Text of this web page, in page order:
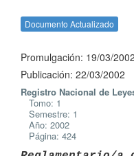
Documento Actualizado
Promulgación: 19/03/2002
Publicación: 22/03/2002
Registro Nacional de
Tomo: 1
Semestre: 1
Año: 2002
Página: 424